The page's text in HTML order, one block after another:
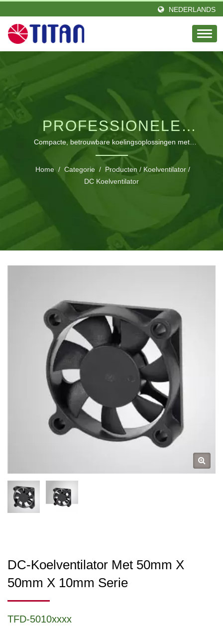
NEDERLANDS
PROFESSIONELE
50MM DC
KOELVENTILATOR
SERIE
Compacte, betrouwbare koelingsoplossingen met
meerdere spanningsopties en aanpasbare specificaties
Home / Categorie / Producten / Koelventilator /
DC Koelventilator
DC-Koelventilator Met 50mm X
50mm X 10mm Serie
TFD-5010xxxx